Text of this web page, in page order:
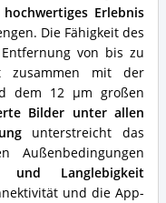
hochwertiges Erlebnis
Die Fähigkeit des
von bis zu
zusammen mit der
dem 12 µm großen
Bilder unter allen
unterstreicht das
Außenbedingungen
und Langlebigkeit
und die App-